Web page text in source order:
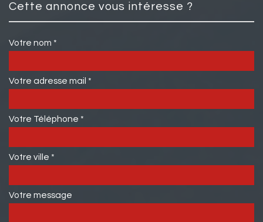
cette annonce vous intéresse ?
Votre nom *
Votre adresse mail *
Votre Téléphone *
Votre ville *
Votre message